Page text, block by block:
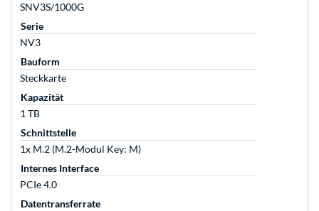
SNV3S/1000G
Serie
NV3
Bauform
Steckkarte
Kapazität
1 TB
Schnittstelle
1x M.2 (M.2-Modul Key: M)
Internes Interface
PCIe 4.0
Datentransferrate